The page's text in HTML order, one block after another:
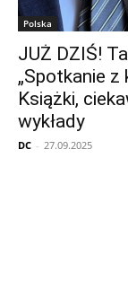
Polska
JUŻ DZIŚ!
„Spotkanie z
Książki,
wykłady
DC - 27.09.2025